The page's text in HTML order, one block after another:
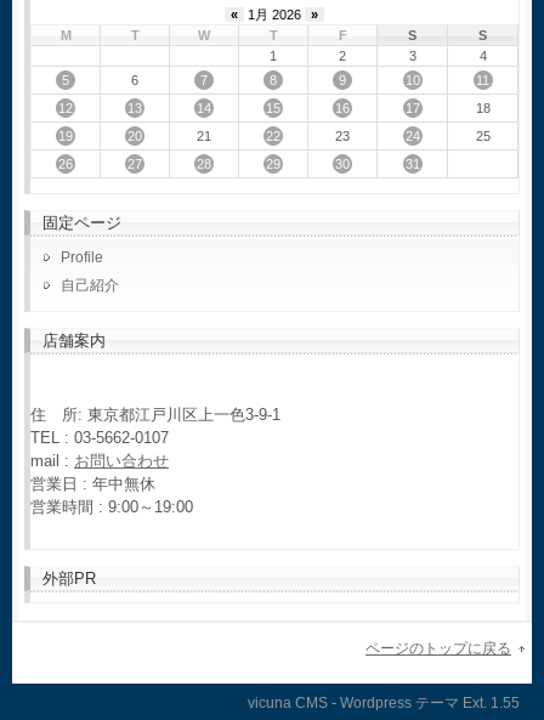
« 1月 2026
»
M
T W T F S
S
1
2 3
4
5
6 7 8 9 10
11
12
13 14 15 16 17
18
19
20 21 22 23 24
25
26
27 28 29 30 31
固定ページ
Profile
自己紹介
店舗案内
住 所: 東京都江戸川区上一色3-9-1
TEL : 03-5662-0107
mail : お問い合わせ
営業日 : 年中無休
営業時間 : 9:00～19:00
外部PR
ページのトップに戻る
vicuna CMS - Wordpress テーマ Ext.